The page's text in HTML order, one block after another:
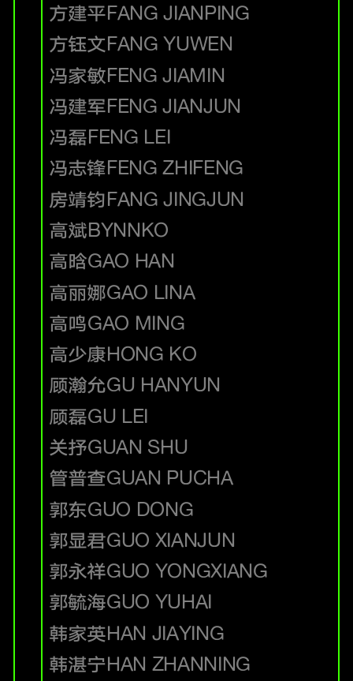
方建平FANG JIANPING
方钰文FANG YUWEN
冯家敏FENG JIAMIN
冯建军FENG JIANJUN
冯磊FENG LEI
冯志锋FENG ZHIFENG
房靖钧FANG JINGJUN
高斌BYNNKO
高晗GAO HAN
高丽娜GAO LINA
高鸣GAO MING
高少康HONG KO
顾瀚允GU HANYUN
顾磊GU LEI
关抒GUAN SHU
管普查GUAN PUCHA
郭东GUO DONG
郭显君GUO XIANJUN
郭永祥GUO YONGXIANG
郭毓海GUO YUHAI
韩家英HAN JIAYING
韩湛宁HAN ZHANNING